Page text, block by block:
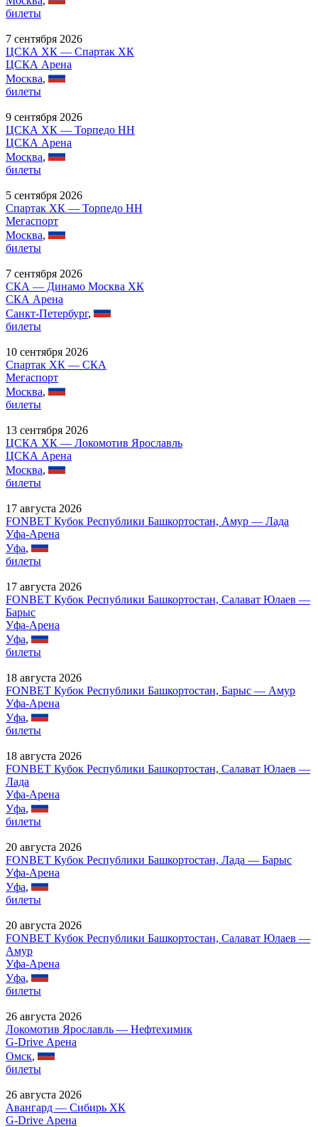
билеты
7 сентября 2026
ЦСКА ХК — Спартак ХК
ЦСКА Арена
Москва,
билеты
9 сентября 2026
ЦСКА ХК — Торпедо НН
ЦСКА Арена
Москва,
билеты
5 сентября 2026
Спартак ХК — Торпедо НН
Мегаспорт
Москва,
билеты
7 сентября 2026
СКА — Динамо Москва ХК
СКА Арена
Санкт-Петербург,
билеты
10 сентября 2026
Спартак ХК — СКА
Мегаспорт
Москва,
билеты
13 сентября 2026
ЦСКА ХК — Локомотив Ярославль
ЦСКА Арена
Москва,
билеты
17 августа 2026
FONBET Кубок Республики Башкортостан, Амур — Лада
Уфа-Арена
Уфа,
билеты
17 августа 2026
FONBET Кубок Республики Башкортостан, Салават Юлаев —
Барыс
Уфа-Арена
Уфа,
билеты
18 августа 2026
FONBET Кубок Республики Башкортостан, Барыс — Амур
Уфа-Арена
Уфа,
билеты
18 августа 2026
FONBET Кубок Республики Башкортостан, Салават Юлаев —
Лада
Уфа-Арена
Уфа,
билеты
20 августа 2026
FONBET Кубок Республики Башкортостан, Лада — Барыс
Уфа-Арена
Уфа,
билеты
20 августа 2026
FONBET Кубок Республики Башкортостан, Салават Юлаев —
Амур
Уфа-Арена
Уфа,
билеты
26 августа 2026
Локомотив Ярославль — Нефтехимик
G-Drive Арена
Омск,
билеты
26 августа 2026
Авангард — Сибирь ХК
G-Drive Арена